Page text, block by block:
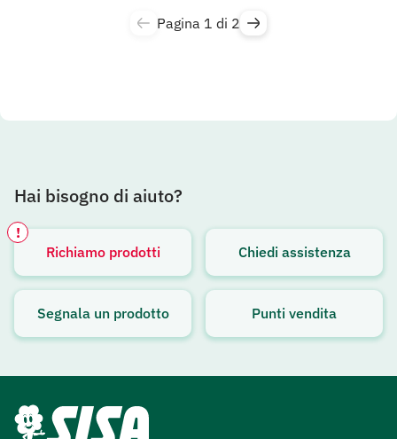
Pagina 1 di 2
Hai bisogno di aiuto?
Richiamo prodotti
!
Avviso attivo
Chiedi assistenza
Segnala un prodotto Punti vendita